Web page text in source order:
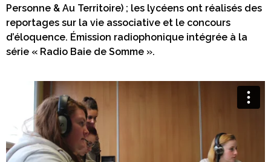
Personne & Au Territoire) ; les lycéens ont réalisés des
reportages sur la vie associative et le concours
d’éloquence. Émission radiophonique intégrée à la
série « Radio Baie de Somme ».